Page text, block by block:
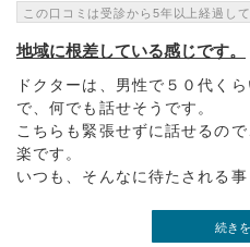
この口コミは受診から5年以上経過して
地域に根差している感じです。
ドクターは、男性で５０代く
で、何でも話せそうです。
こちらも緊張せずに話せるの
楽です。
いつも、そんなに待たされる
続き